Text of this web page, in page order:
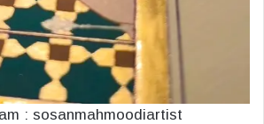
: sosanmahmoodiartist